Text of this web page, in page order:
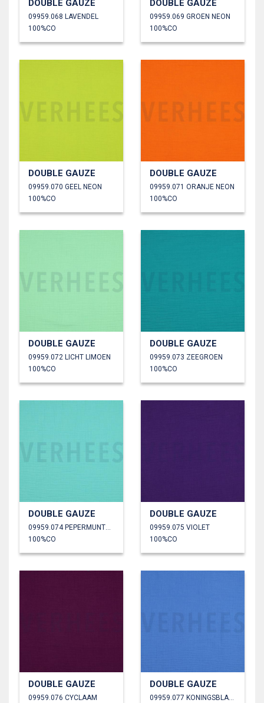
DOUBLE GAUZE
09959.068 LAVENDEL
100%CO
DOUBLE GAUZE
09959.069 GROEN NEON
100%CO
DOUBLE GAUZE
09959.070 GEEL NEON
100%CO
DOUBLE GAUZE
09959.071 ORANJE NEON
100%CO
DOUBLE GAUZE
09959.072 LICHT LIMOEN
100%CO
DOUBLE GAUZE
09959.073 ZEEGROEN
100%CO
DOUBLE GAUZE
09959.074 PEPERMUNTGROEN
100%CO
DOUBLE GAUZE
09959.075 VIOLET
100%CO
DOUBLE GAUZE
09959.076 CYCLAAM
DOUBLE GAUZE
09959.077 KONINGSBLAUW